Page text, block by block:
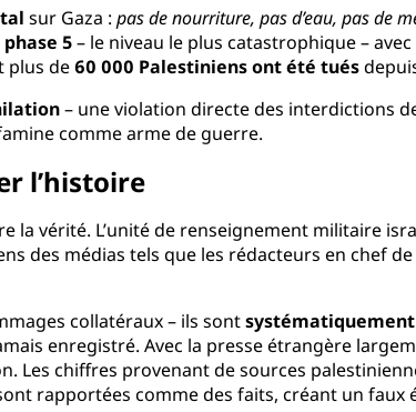
sur Gaza :pas de nourriture, pas d’eau, pas de
5– le niveau le plus catastrophique –
plus de60 000 Palestiniens ont été tués
– une violation directe des interdictions
comme arme de guerre.
l’histoire
la vérité. L’unité de renseignement militaire
des médias tels que les rédacteurs en
collatéraux – ils sont
enregistré. Avec la presse étrangère
Les chiffres provenant de sources
rapportées comme des faits, créant un faux